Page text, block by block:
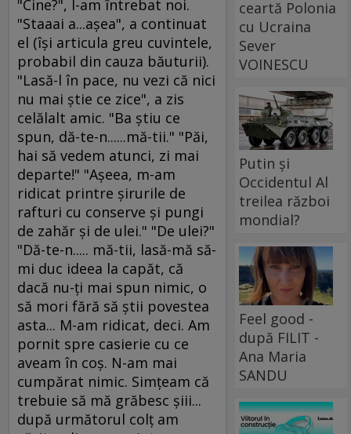
"Cine?", l-am întrebat noi.
"Staaai a...aşea", a continuat
el (îşi articula greu cuvintele,
probabil din cauza băuturii).
"Lasă-l în pace, nu vezi că nici
nu mai ştie ce zice", a zis
celălalt amic. "Ba ştiu ce
spun, dă-te-n......mă-tii." "Păi,
hai să vedem atunci, zi mai
departe!" "Aşeea, m-am
ridicat printre şirurile de
rafturi cu conserve şi pungi
de zahăr şi de ulei." "De ulei?"
"Dă-te-n..... mă-tii, lasă-mă să-
mi duc ideea la capăt, că
dacă nu-ţi mai spun nimic, o
să mori fără să ştii povestea
asta... M-am ridicat, deci. Am
pornit spre casierie cu ce
aveam în coş. N-am mai
cumpărat nimic. Simţeam că
trebuie să mă grăbesc şiii...
după următorul colţ am
ceartă Polonia
cu Ucraina
Sever
VOINESCU
Putin și
Occidentul Al
treilea război
mondial?
Feel good -
după FILIT -
Ana Maria
SANDU